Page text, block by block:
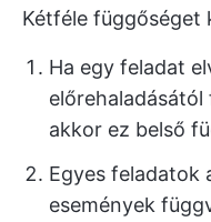
Kétféle függőséget
Ha egy feladat
előrehaladásától
akkor ez belső
Egyes feladatok
események